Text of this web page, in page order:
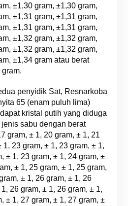
±1,30 gram, ±1,30 gram,
±1,31 gram, ±1,31 gram,
±1,31 gram, ±1,31 gram,
±1,32 gram, ±1,32 gram,
±1,32 gram, ±1,32 gram,
±1,34 gram atau berat
penyidik Sat, Resnarkoba
65 (enam puluh lima)
kristal putih yang diduga
sabu dengan berat
gram, ± 1, 20 gram, ± 1, 21
1, 23 gram, ± 1, 23 gram, ± 1,
± 1, 23 gram, ± 1, 24 gram, ±
± 1, 25 gram, ± 1, 25 gram,
± 1, 26 gram, ± 1, 26
26 gram, ± 1, 26 gram, ± 1,
± 1, 27 gram, ± 1, 27 gram, ±